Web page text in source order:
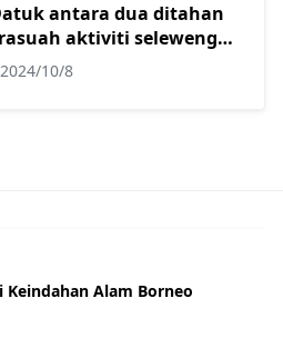
antara dua ditahan
aktiviti seleweng
2024/10/8
Keindahan Alam Borneo